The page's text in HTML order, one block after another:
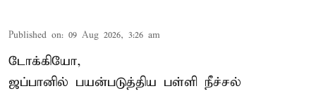
Published on: 09 Aug 2026, 3:26 am
டோக்கியோ,
ஜப்பானில் பயன்படுத்திய பள்ளி நீச்சல்